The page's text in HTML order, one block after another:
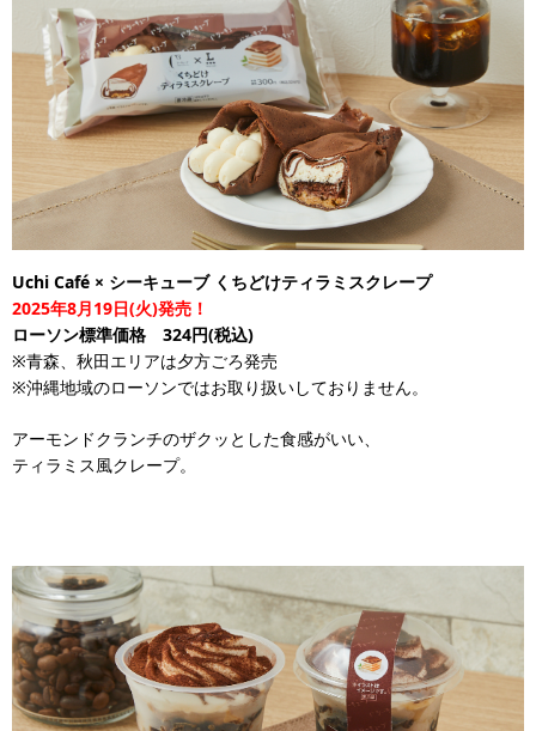
Uchi Café × シーキューブ くちどけティラミスクレープ
2025年8月19日(火)発売！
ローソン標準価格 324円(税込)
※青森、秋田エリアは夕方ごろ発売
※沖縄地域のローソンではお取り扱いしておりません。
アーモンドクランチのザクッとした食感がいい、
ティラミス風クレープ。